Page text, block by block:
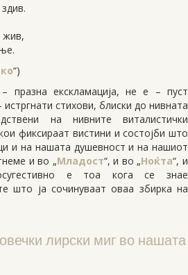
жив,
“)
екскламација, не е – пуст
стихови, блиски до нивната
на нивните виталистички
фиксираат вистини и состојби што
и на нашата душевност и на нашиот
и во „Младост“, и во „Ноќта“, и
е тоа кога се знае
што ја сочинуваат оваа збирка на
лирски миг во нашата